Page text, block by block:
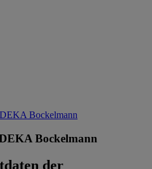
Bockelmann
Bockelmann
der